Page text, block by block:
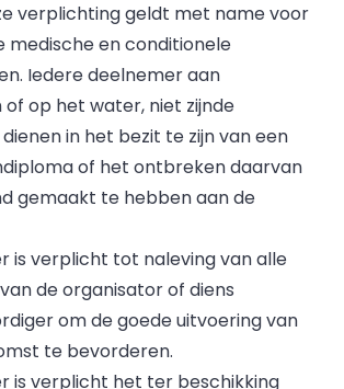
verplichting geldt met name voor
medische en conditionele
Iedere deelnemer aan
op het water, niet zijnde
in het bezit te zijn van een
of het ontbreken daarvan
gemaakt te hebben aan de
is verplicht tot naleving van alle
de organisator of diens
om de goede uitvoering van
te bevorderen.
is verplicht het ter beschikking